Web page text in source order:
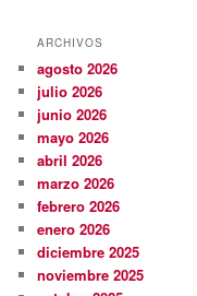
ARCHIVOS
agosto 2026
julio 2026
junio 2026
mayo 2026
abril 2026
marzo 2026
febrero 2026
enero 2026
diciembre 2025
noviembre 2025